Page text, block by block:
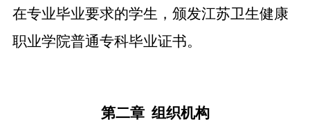
在专业毕业要求的学生，颁发江苏卫生健康
职业学院普通专科毕业证书。
第二章 组织机构